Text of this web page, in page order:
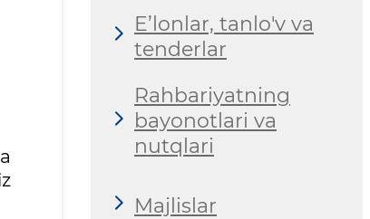
E’lonlar, tanlo'v va
tenderlar
Rahbariyatning
bayonotlari va
nutqlari
Majlislar